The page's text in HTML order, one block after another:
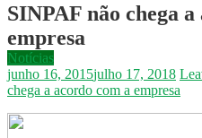
SINPAF não chega
empresa
Notícias
junho 16, 2015julho 17, 2018
chega a acordo com a empresa